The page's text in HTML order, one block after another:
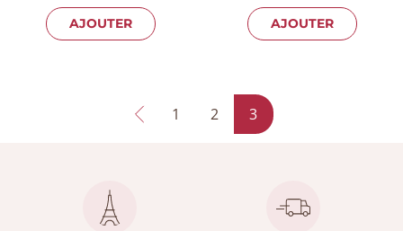
AJOUTER AJOUTER
1 2 3